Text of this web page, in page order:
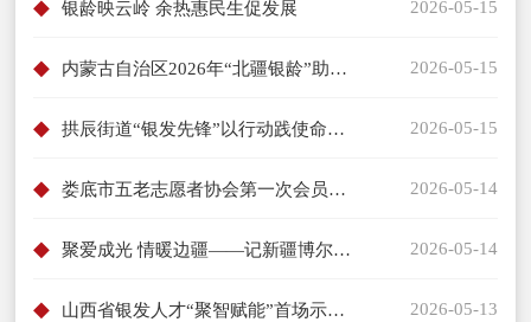
银龄映云岭 余热惠民生促发展 2026-05-15
内蒙古自治区2026年“北疆银龄”助力乡村振兴行志愿援助服务活动在西乌珠穆沁旗启动 2026-05-15
拱辰街道“银发先锋”以行动践使命，助力基层发展提质增效 2026-05-15
娄底市五老志愿者协会第一次会员大会召开：凝聚“银发力量” 助力“近悦远来”老年友好娄底建设 2026-05-14
聚爱成光 情暖边疆——记新疆博尔塔拉蒙古自治州温泉县“戍边妈妈情”志愿者服务队 2026-05-14
山西省银发人才“聚智赋能”首场示范活动在太原举行 2026-05-13